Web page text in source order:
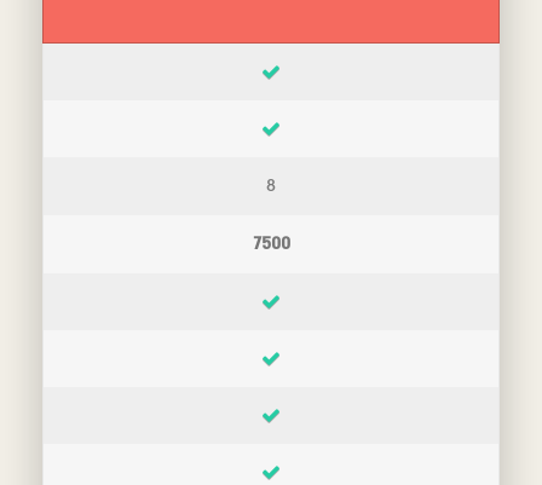
8
7500